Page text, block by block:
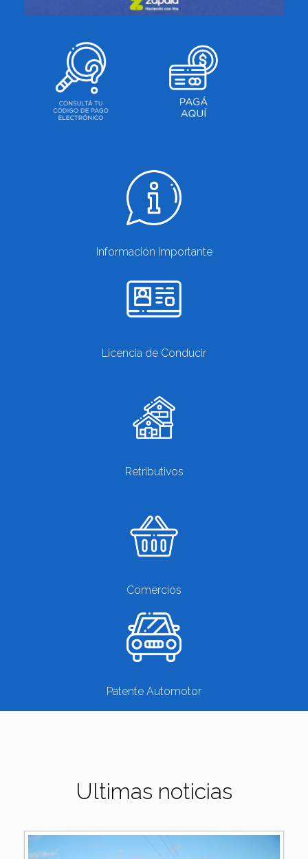
Información Importante
Licencia de Conducir
Retributivos
Comercios
Patente Automotor
Ultimas noticias